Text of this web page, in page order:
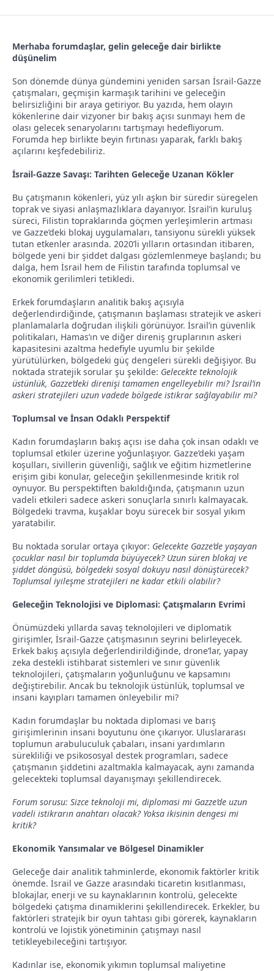
t
a
n
r
h
i
Merhaba forumdaşlar, gelin geleceğe dair birlikte
düşünelim
Son dönemde dünya gündemini yeniden sarsan İsrail-Gazze
çatışmaları, geçmişin karmaşık tarihini ve geleceğin
belirsizliğini bir araya getiriyor. Bu yazıda, hem olayın
kökenlerine dair vizyoner bir bakış açısı sunmayı hem de
olası gelecek senaryolarını tartışmayı hedefliyorum.
Forumda hep birlikte beyin fırtınası yaparak, farklı bakış
açılarını keşfedebiliriz.
İsrail-Gazze Savaşı: Tarihten Geleceğe Uzanan Kökler
Bu çatışmanın kökenleri, yüz yılı aşkın bir süredir süregelen
toprak ve siyasi anlaşmazlıklara dayanıyor. İsrail’in kuruluş
süreci, Filistin topraklarında göçmen yerleşimlerin artması
ve Gazze’deki blokaj uygulamaları, tansiyonu sürekli yüksek
tutan etkenler arasında. 2020’li yılların ortasından itibaren,
bölgede yeni bir şiddet dalgası gözlemlenmeye başlandı; bu
dalga, hem İsrail hem de Filistin tarafında toplumsal ve
ekonomik gerilimleri tetikledi.
Erkek forumdaşların analitik bakış açısıyla
değerlendirdiğinde, çatışmanın başlaması stratejik ve askeri
planlamalarla doğrudan ilişkili görünüyor. İsrail’in güvenlik
politikaları, Hamas’ın ve diğer direniş gruplarının askeri
kapasitesini azaltma hedefiyle uyumlu bir şekilde
yürütülürken, bölgedeki güç dengeleri sürekli değişiyor. Bu
noktada stratejik sorular şu şekilde: Gelecekte teknolojik
üstünlük, Gazze’deki direnişi tamamen engelleyebilir mi? İsrail’in
askeri stratejileri uzun vadede bölgede istikrar sağlayabilir mi?
Toplumsal ve İnsan Odaklı Perspektif
Kadın forumdaşların bakış açısı ise daha çok insan odaklı ve
toplumsal etkiler üzerine yoğunlaşıyor. Gazze’deki yaşam
koşulları, sivillerin güvenliği, sağlık ve eğitim hizmetlerine
erişim gibi konular, geleceğin şekillenmesinde kritik rol
oynuyor. Bu perspektiften bakıldığında, çatışmanın uzun
vadeli etkileri sadece askeri sonuçlarla sınırlı kalmayacak.
Bölgedeki travma, kuşaklar boyu sürecek bir sosyal yıkım
yaratabilir.
Bu noktada sorular ortaya çıkıyor: Gelecekte Gazze’de yaşayan
çocuklar nasıl bir toplumda büyüyecek? Uzun süren blokaj ve
şiddet döngüsü, bölgedeki sosyal dokuyu nasıl dönüştürecek?
Toplumsal iyileşme stratejileri ne kadar etkili olabilir?
Geleceğin Teknolojisi ve Diplomasi: Çatışmaların Evrimi
Önümüzdeki yıllarda savaş teknolojileri ve diplomatik
girişimler, İsrail-Gazze çatışmasının seyrini belirleyecek.
Erkek bakış açısıyla değerlendirildiğinde, drone’lar, yapay
zeka destekli istihbarat sistemleri ve sınır güvenlik
teknolojileri, çatışmaların yoğunluğunu ve kapsamını
değiştirebilir. Ancak bu teknolojik üstünlük, toplumsal ve
insani kayıpları tamamen önleyebilir mi?
Kadın forumdaşlar bu noktada diplomasi ve barış
girişimlerinin insani boyutunu öne çıkarıyor. Uluslararası
toplumun arabuluculuk çabaları, insani yardımların
sürekliliği ve psikososyal destek programları, sadece
çatışmanın şiddetini azaltmakla kalmayacak, aynı zamanda
gelecekteki toplumsal dayanışmayı şekillendirecek.
Forum sorusu: Sizce teknoloji mi, diplomasi mi Gazze’de uzun
vadeli istikrarın anahtarı olacak? Yoksa ikisinin dengesi mi
kritik?
Ekonomik Yansımalar ve Bölgesel Dinamikler
Geleceğe dair analitik tahminlerde, ekonomik faktörler kritik
önemde. İsrail ve Gazze arasındaki ticaretin kısıtlanması,
blokajlar, enerji ve su kaynaklarının kontrolü, gelecekte
bölgedeki çatışma dinamiklerini şekillendirecek. Erkekler, bu
faktörleri stratejik bir oyun tahtası gibi görerek, kaynakların
kontrolü ve lojistik yönetiminin çatışmayı nasıl
tetikleyebileceğini tartışıyor.
Kadınlar ise, ekonomik yıkımın toplumsal maliyetine